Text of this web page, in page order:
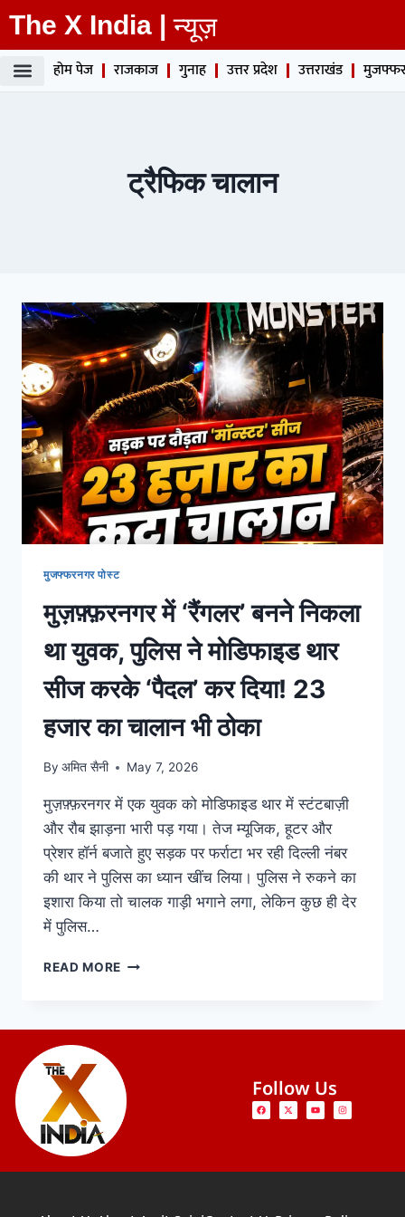
The X India | न्यूज़
होम पेज राजकाज गुनाह उत्तर प्रदेश उत्तराखंड
ट्रैफिक चालान
मुजफ्फरनगर पोस्ट
मुज़फ़्फ़रनगर में ‘रैंगलर’ बनने निकला
था युवक, पुलिस ने मोडिफाइड थार
सीज करके ‘पैदल’ कर दिया! 23
हजार का चालान भी ठोका
By अमित सैनी May 7, 2026
मुज़फ़्फ़रनगर में एक युवक को मोडिफाइड थार में स्टंटबाज़ी
और रौब झाड़ना भारी पड़ गया। तेज म्यूजिक, हूटर और
प्रेशर हॉर्न बजाते हुए सड़क पर फर्राटा भर रही दिल्ली नंबर
की थार ने पुलिस का ध्यान खींच लिया। पुलिस ने रुकने का
इशारा किया तो चालक गाड़ी भगाने लगा, लेकिन कुछ ही देर
में पुलिस…
READ MORE
Follow Us